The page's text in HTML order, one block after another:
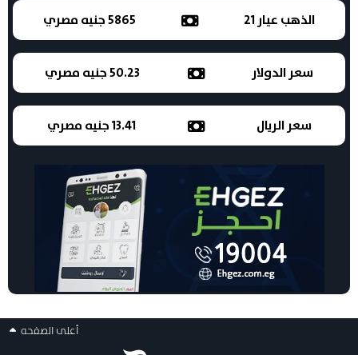
الذهب عيار 21 5865 جنيه مصري
سعر الدولار 50.23 جنيه مصري
سعر الريال 13.41 جنيه مصري
أعلى الصفحه